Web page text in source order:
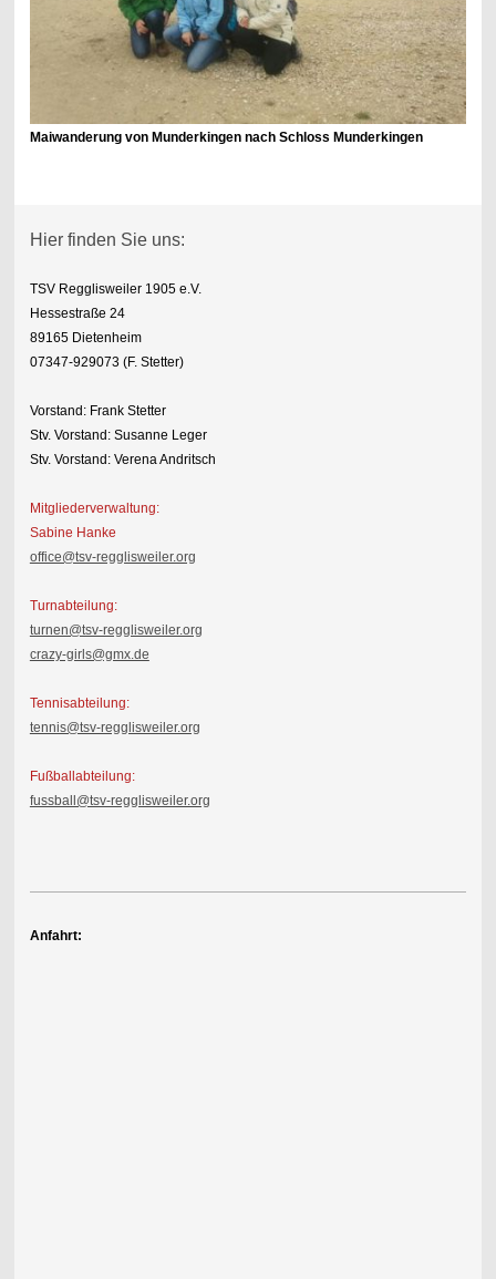
Maiwanderung von Munderkingen nach Schloss Munderkingen
Hier finden Sie uns:
TSV Regglisweiler 1905 e.V.
Hessestraße 24
89165 Dietenheim
07347-929073 (F. Stetter)
Vorstand: Frank Stetter
Stv. Vorstand: Susanne Leger
Stv. Vorstand: Verena Andritsch
Mitgliederverwaltung:
Sabine Hanke
office@tsv-regglisweiler.org
Turnabteilung:
turnen@tsv-regglisweiler.org
crazy-girls@gmx.de
Tennisabteilung:
tennis@tsv-regglisweiler.org
Fußballabteilung:
fussball@tsv-regglisweiler.org
Anfahrt: